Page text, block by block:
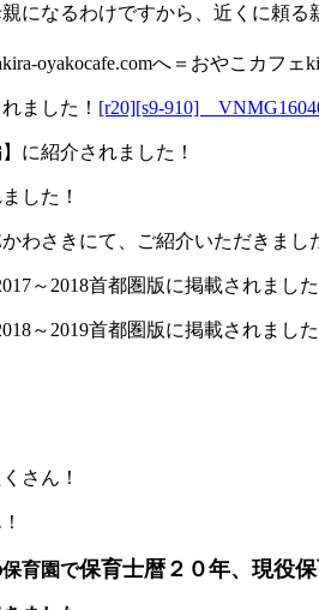
になるわけですから、近くに頼
oyakocafe.comへ＝おやこカフェ
ました！ [r20][s9-910]
に紹介されました！
した！
わさきにて、ご紹介いただきまし
～2018首都圏版に掲載されました
～2019首都圏版に掲載されました
さん！
育園で保育士暦２０年、現役保